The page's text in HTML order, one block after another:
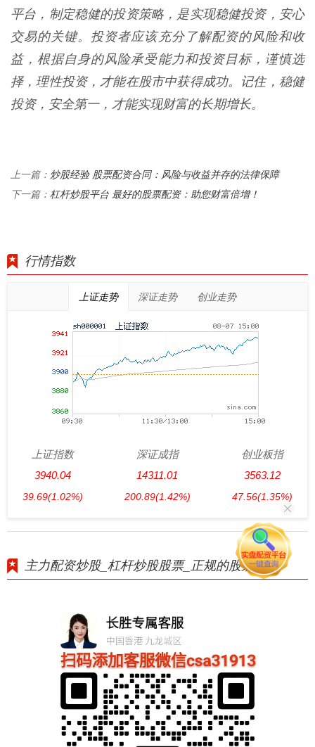
平台，制定稳健的投资策略，是实现稳健投资，安心
交易的关键。投资者应该充分了解配资的风险和收
益，根据自身的风险承受能力和投资目标，谨慎选
择，理性投资，才能在股市中获得成功。记住，稳健
投资，安全第一，才能实现财富的长期增长。
上一篇： 炒股经验 股票配资合同：风险与收益并存的法律保障
下一篇： 杠杆炒股平台 最好的股票配资：助您财富倍增！
行情指数
上证走势 深证走势 创业走势
上证指数
3940.04
39.69(1.02%)
深证成指
14311.01
200.89(1.42%)
创业板指
3563.12
47.56(1.35%)
主力配资炒股_杠杆炒股股票_正规的股票配资